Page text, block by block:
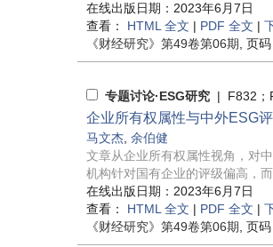
在线出版日期：2023年6月7日
查看： HTML 全文 | PDF 全文 |
《财经研究》 第49卷第06期, 页
专题讨论·ESG研究 | F832；
企业所有权属性与中外ESG
马文杰, 余伯健
文章从企业所有权属性视角，对
机构针对国有企业的评级偏高，
在线出版日期：2023年6月7日
查看： HTML 全文 | PDF 全文 |
《财经研究》 第49卷第06期, 页